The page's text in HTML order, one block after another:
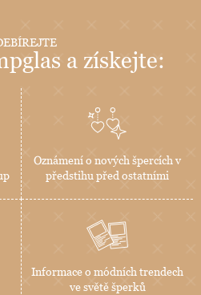
a získejte:
Oznámení o nových špercích v
předstihu před ostatními
Informace o módních trendech
ve světě šperků